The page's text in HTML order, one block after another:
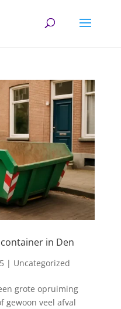
in Den
| Uncategorized
grote opruiming
gewoon veel afval